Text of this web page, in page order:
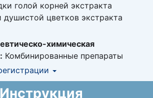
голой корней экстракта
душистой цветков экстракта
химическая
Комбинированные препараты
Инструкция